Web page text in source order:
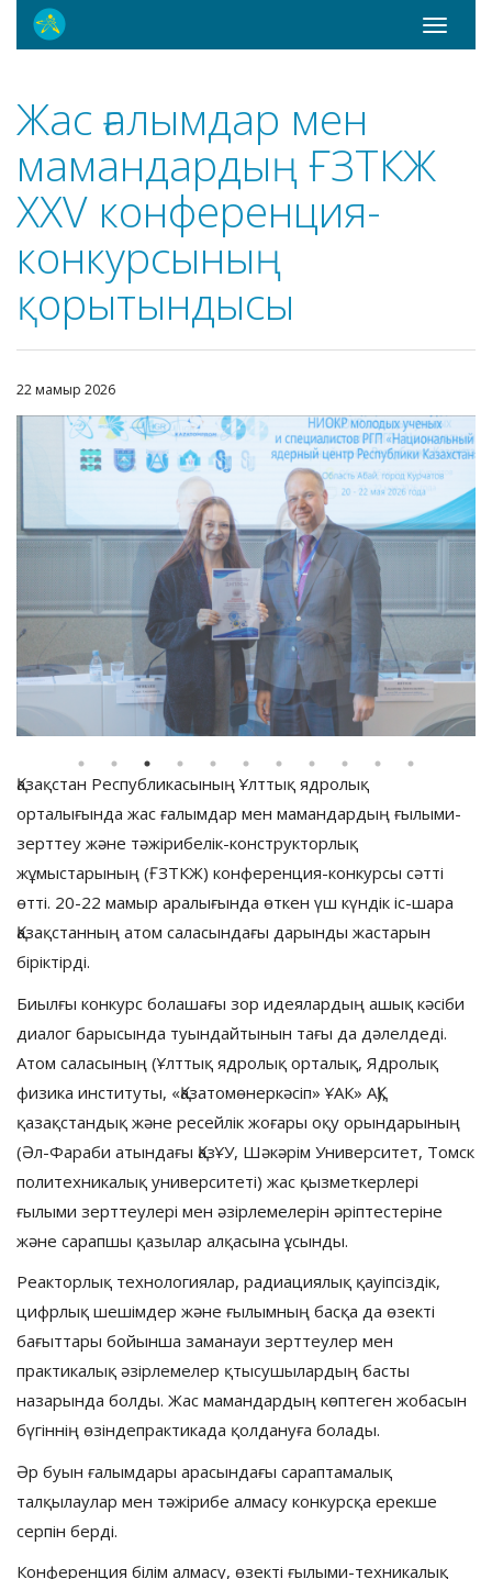
Toggle
Жас ғалымдар мен
мамандардың ҒЗТКЖ
XXV конференция-
конкурсының
қорытындысы
22 мамыр 2026
Қазақстан Республикасының Ұлттық ядролық
орталығында жас ғалымдар мен мамандардың ғылыми-
зерттеу және тәжірибелік-конструкторлық
жұмыстарының (ҒЗТКЖ) конференция-конкурсы сәтті
өтті. 20-22 мамыр аралығында өткен үш күндік іс-шара
Қазақстанның атом саласындағы дарынды жастарын
біріктірді.
Биылғы конкурс болашағы зор идеялардың ашық кәсіби
диалог барысында туындайтынын тағы да дәлелдеді.
Атом саласының (Ұлттық ядролық орталық, Ядролық
физика институты, «Қазатомөнеркәсіп» ҰАК» АҚ),
қазақстандық және ресейлік жоғары оқу орындарының
(Әл-Фараби атындағы ҚазҰУ, Шәкәрім Университет, Томск
политехникалық университеті) жас қызметкерлері
ғылыми зерттеулері мен әзірлемелерін әріптестеріне
және сарапшы қазылар алқасына ұсынды.
Реакторлық технологиялар, радиациялық қауіпсіздік,
цифрлық шешімдер және ғылымның басқа да өзекті
бағыттары бойынша заманауи зерттеулер мен
практикалық әзірлемелер қтысушылардың басты
назарында болды. Жас мамандардың көптеген жобасын
бүгіннің өзіндепрактикада қолдануға болады.
Әр буын ғалымдары арасындағы сараптамалық
талқылаулар мен тәжірибе алмасу конкурсқа ерекше
серпін берді.
Конференция білім алмасу, өзекті ғылыми-техникалық